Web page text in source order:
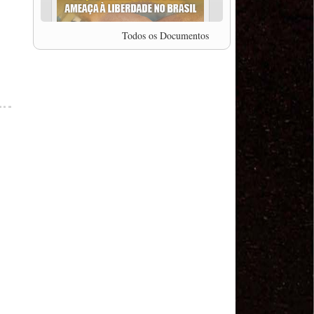
professor da Unisinos e Doutor em Ciências da
Comunicação da USP, Rafael Grohmann, que
coordena uma pesquisa internacional que visa
pressionar as plataformas digitais por melhores
Todos os Documentos